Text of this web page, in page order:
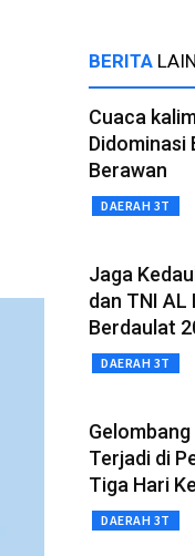
BERITA
Cuaca
Didominasi
Berawan
DAERAH 3T
Jaga
dan TNI AL
Berdaulat
DAERAH 3T
Terjadi di
Tiga Hari
DAERAH 3T